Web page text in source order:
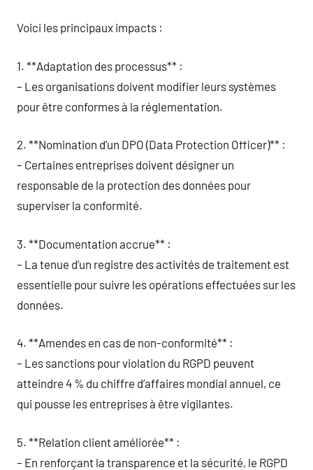
Voici les principaux impacts :
1. **Adaptation des processus** :
– Les organisations doivent modifier leurs systèmes
pour être conformes à la réglementation.
2. **Nomination d’un DPO (Data Protection Officer)** :
– Certaines entreprises doivent désigner un
responsable de la protection des données pour
superviser la conformité.
3. **Documentation accrue** :
– La tenue d’un registre des activités de traitement est
essentielle pour suivre les opérations effectuées sur les
données.
4. **Amendes en cas de non-conformité** :
– Les sanctions pour violation du RGPD peuvent
atteindre 4 % du chiffre d’affaires mondial annuel, ce
qui pousse les entreprises à être vigilantes.
5. **Relation client améliorée** :
– En renforçant la transparence et la sécurité, le RGPD